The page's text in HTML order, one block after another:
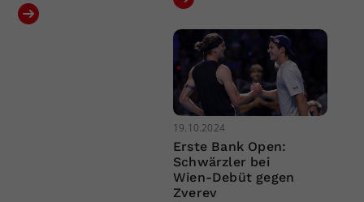
19.10.2024
Erste Bank Open:
Schwärzler bei
Wien-Debüt gegen
Zverev